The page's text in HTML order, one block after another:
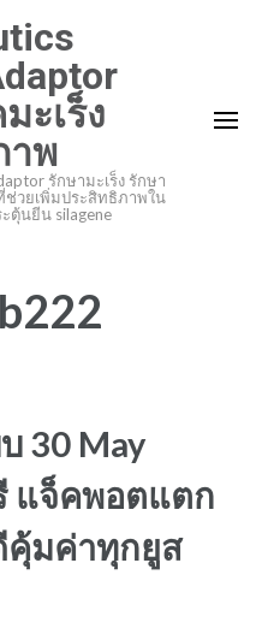
ะเร็ง
าพ
รักษามะเร็ง รักษา
ช่วยเพิ่มประสิทธิภาพใน
ตุ้นยีน silagene
30 May
แจ็คพอตแตก
คุ้มค่าทุกยูส